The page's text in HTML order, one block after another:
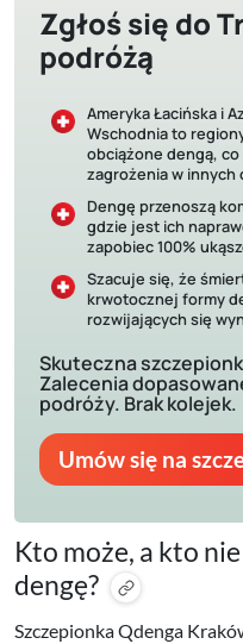
Zgłoś się do
podróżą
Ameryka Łacińska i
Wschodnia to
obciążone dengą,
zagrożenia w innych
Dengę przenoszą
gdzie jest ich
zapobiec 100%
Szacuje się, że
krwotocznej formy
rozwijających się
Skuteczna
Zalecenia
podróży. Brak kolejek.
Umów się na
Kto może, a kto
dengę?
Szczepionka Qdenga